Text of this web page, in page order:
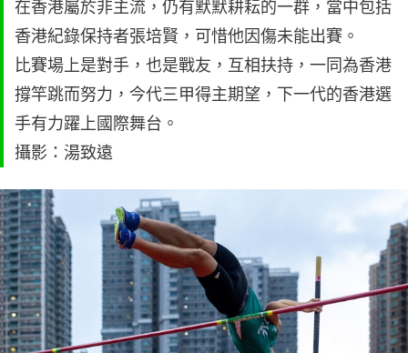
在香港屬於非主流，仍有默默耕耘的一群，當中包括
香港紀錄保持者張培賢，可惜他因傷未能出賽。
比賽場上是對手，也是戰友，互相扶持，一同為香港
撐竿跳而努力，今代三甲得主期望，下一代的香港選
手有力躍上國際舞台。
攝影：湯致遠